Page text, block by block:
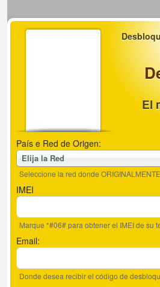
El
País e Red de Origen:
Elija la Red
Seleccione la red donde
IMEI
Marque *#06# para obtener el IMEI de su
Email:
Donde desea recibir el código de